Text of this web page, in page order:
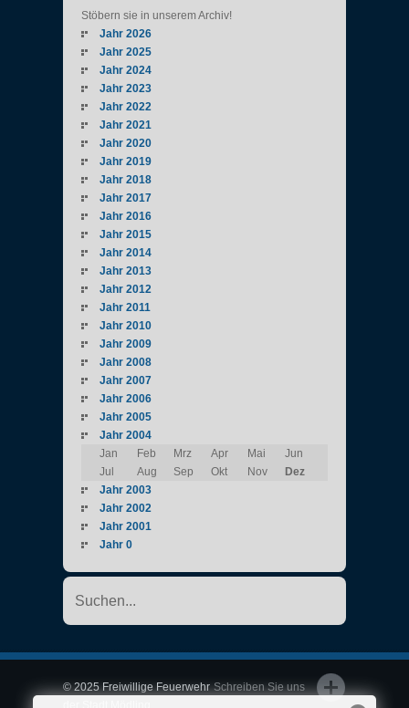
Stöbern sie in unserem Archiv!
Jahr 2026
Jahr 2025
Jahr 2024
Jahr 2023
Jahr 2022
Jahr 2021
Jahr 2020
Jahr 2019
Jahr 2018
Jahr 2017
Jahr 2016
Jahr 2015
Jahr 2014
Jahr 2013
Jahr 2012
Jahr 2011
Jahr 2010
Jahr 2009
Jahr 2008
Jahr 2007
Jahr 2006
Jahr 2005
Jahr 2004
Jan
Feb Mrz Apr Mai
Jun
Jul
Aug Sep Okt Nov
Dez
Jahr 2003
Jahr 2002
Jahr 2001
Jahr 0
Schreiben Sie uns
© 2025 Freiwillige Feuerwehr